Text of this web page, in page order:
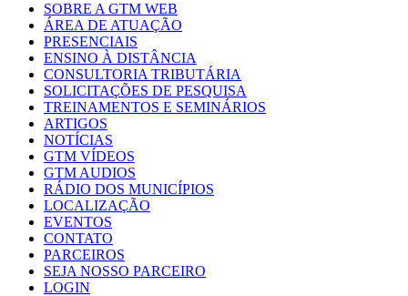
SOBRE A GTM WEB
ÁREA DE ATUAÇÃO
PRESENCIAIS
ENSINO À DISTÂNCIA
CONSULTORIA TRIBUTÁRIA
SOLICITAÇÕES DE PESQUISA
TREINAMENTOS E SEMINÁRIOS
ARTIGOS
NOTÍCIAS
GTM VÍDEOS
GTM AUDIOS
RÁDIO DOS MUNICÍPIOS
LOCALIZAÇÃO
EVENTOS
CONTATO
PARCEIROS
SEJA NOSSO PARCEIRO
LOGIN